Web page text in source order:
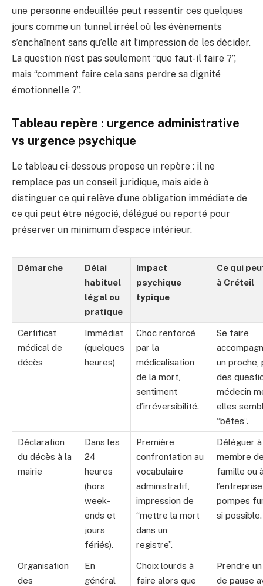
une personne endeuillée peut ressentir ces quelques
jours comme un tunnel irréel où les évènements
s’enchaînent sans qu’elle ait l’impression de les décider.
La question n’est pas seulement “que faut-il faire ?”,
mais “comment faire cela sans perdre sa dignité
émotionnelle ?”.
Tableau repère : urgence administrative
vs urgence psychique
Le tableau ci-dessous propose un repère : il ne
remplace pas un conseil juridique, mais aide à
distinguer ce qui relève d’une obligation immédiate de
ce qui peut être négocié, délégué ou reporté pour
préserver un minimum d’espace intérieur.
Démarche
Délai
habituel
légal ou
pratique
Impact
psychique
typique
Ce qui
à Créteil
Certificat
médical de
décès
Immédiat
(quelques
heures)
Choc renforcé
par la
médicalisation
de la mort,
sentiment
d’irréversibilité.
Se faire
un proche,
des
médecin
elles
“bêtes”.
Déclaration
du décès à la
mairie
Dans les
24
heures
(hors
week-
ends et
jours
fériés).
Première
confrontation au
vocabulaire
administratif,
impression de
“mettre la mort
dans un
registre”.
Déléguer à
membre
famille ou
pompes
si possible.
Organisation
des
En
général
Choix lourds à
faire alors que
Prendre
de pause